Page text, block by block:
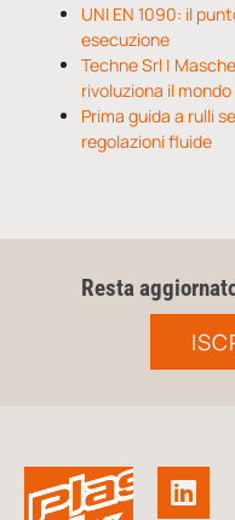
UNI EN 1090: il
esecuzione
Techne Srl |
rivoluziona il
Prima guida a rulli
regolazioni fluide
Resta